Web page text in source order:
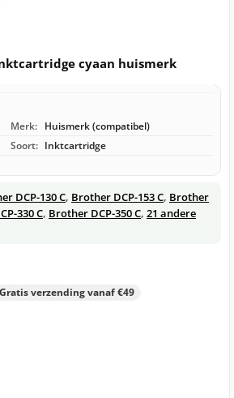
cyaan huismerk
Merk: Huismerk (compatibel)
Soort: Inktcartridge
DCP-130 C, Brother DCP-153 C, Brother
330 C, Brother DCP-350 C, 21 andere
Gratis verzending vanaf €49
cyaan huismerk aantal